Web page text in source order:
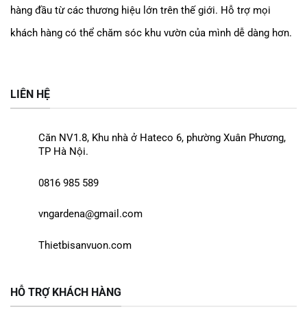
hàng đầu từ các thương hiệu lớn trên thế giới. Hỗ trợ mọi
khách hàng có thể chăm sóc khu vườn của mình dễ dàng hơn.
LIÊN HỆ
Căn NV1.8, Khu nhà ở Hateco 6, phường Xuân Phương,
TP Hà Nội.
0816 985 589
vngardena@gmail.com
Thietbisanvuon.com
HỖ TRỢ KHÁCH HÀNG